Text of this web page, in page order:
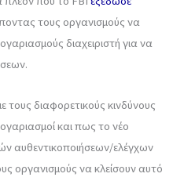
τους οργανισμούς να
διαχειριστή για να
διαφορετικούς κινδύνους
και πως το νέο
αυθεντικοποιήσεων/ελέγχων
οργανισμούς να κλείσουν αυτό